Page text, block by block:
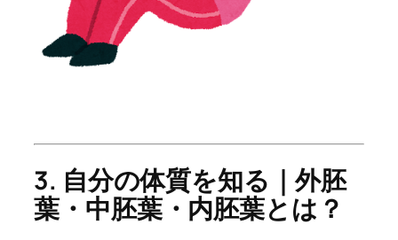
3. 自分の体質を知る｜外胚
葉・中胚葉・内胚葉とは？